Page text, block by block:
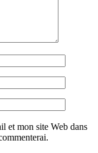
et mon site Web dans